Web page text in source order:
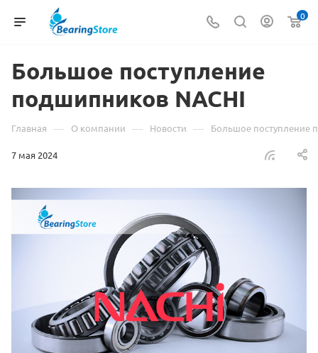
0
Большое поступление
подшипников NACHI
Главная — О компании — Новости — Большое поступление
7 мая 2024